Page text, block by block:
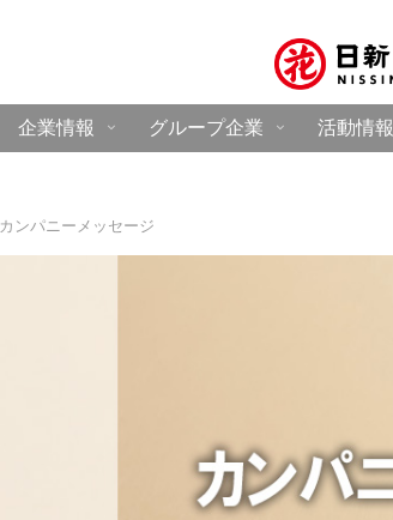
企業情報 グループ企業 活動情報
カンパニーメッセージ